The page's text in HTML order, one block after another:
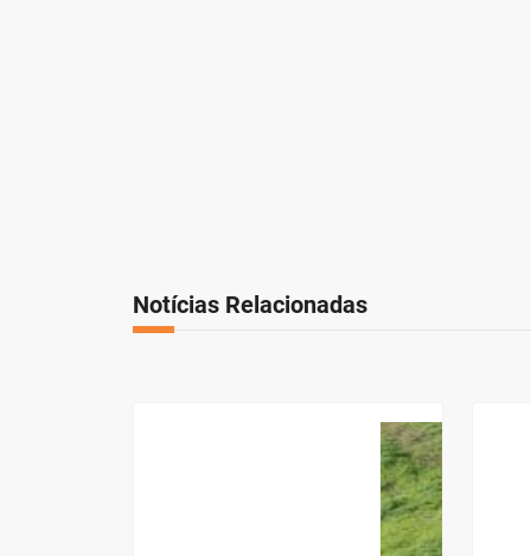
Notícias Relacionadas